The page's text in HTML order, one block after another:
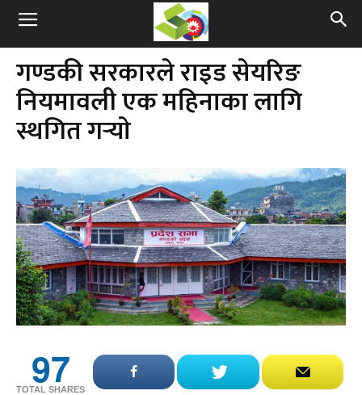
गण्डकी सरकारले राइड सेयरिङ
नियमावली एक महिनाका लागि
स्थगित गर्‍याे
97
TOTAL SHARES